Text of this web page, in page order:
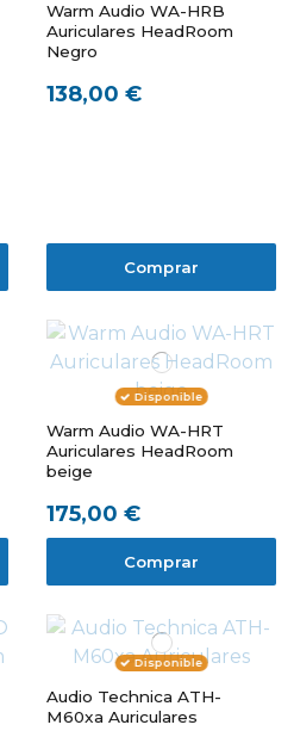
Warm Audio WA-HRB
Auriculares HeadRoom
Negro
138,00 €
Comprar
Disponible
Warm Audio WA-HRT
Auriculares HeadRoom
beige
175,00 €
Comprar
Disponible
Audio Technica ATH-
M60xa Auriculares